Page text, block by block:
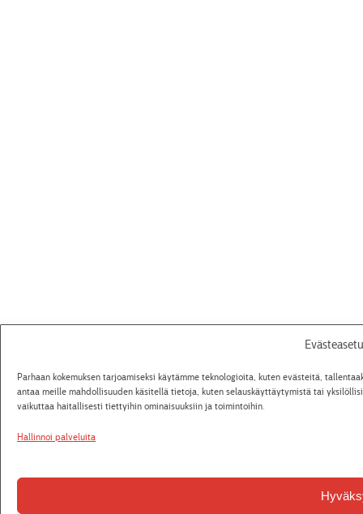
Parhaan kokemuksen tarjoamiseksi käytämme teknologioita, kuten evästeitä,
antaa meille mahdollisuuden käsitellä tietoja, kuten selauskäyttäytymistä tai
vaikuttaa haitallisesti tiettyihin ominaisuuksiin ja toimintoihin.
Hallinnoi palveluita